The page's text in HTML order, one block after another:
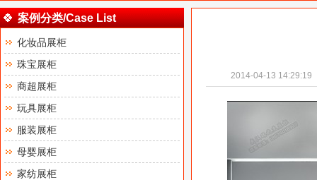
案例分类/Case List
化妆品展柜
珠宝展柜
商超展柜
玩具展柜
服装展柜
母婴展柜
家纺展柜
2014-04-13 14:29:19